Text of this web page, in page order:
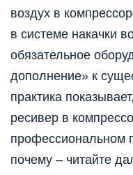
воздух в
в системе накачки
обязательное
дополнение» к
практика
ресивер в
профессиональном
почему – читайте